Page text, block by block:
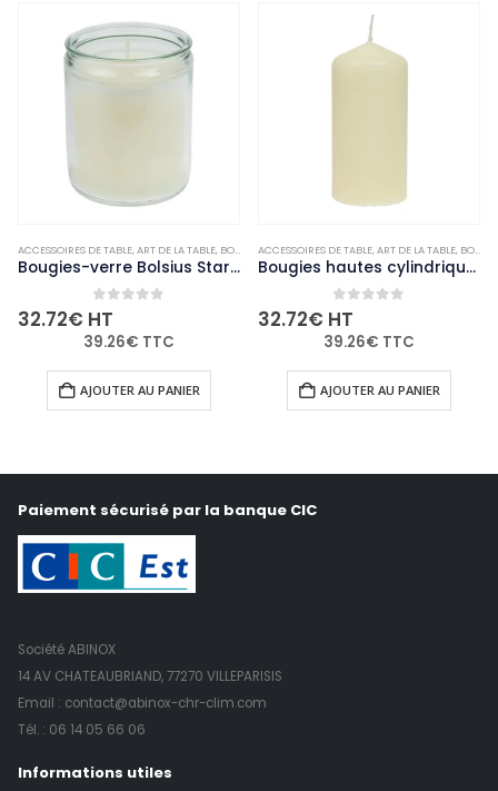
,NON-PALETTISABLE
ACCESSOIRES DE TABLE,ART DE LA TABLE, BOUGIES ET PHOTOPHORES ,NON-PALETTISABLE
Bougies-verre Bolsius Starlight transparentes (lot de 8)
0out of 5
32.72€ HT
39.26€ TTC
AJOUTER AU PANIER
ACCESSOIRES DE TABLE,ART DE LA TABLE, BOUGIES ET PHOTOPHORES
Bougies hautes cylindriques ivoire Bolsius 120mm (lot de 12)
0out of 5
32.72€ HT
39.26€ TTC
AJOUTER AU PANIER
Paiement sécurisé par la banque CIC
Société ABINOX
14 AV CHATEAUBRIAND, 77270 VILLEPARISIS
Email : contact@abinox-chr-clim.com
Tél. : 06 14 05 66 06
Informations utiles